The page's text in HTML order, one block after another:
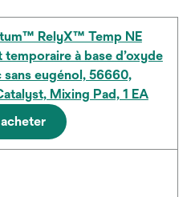
RelyX™ Temp NE
temporaire à base d’oxyde
sans eugénol, 56660,
Mixing Pad, 1 EA